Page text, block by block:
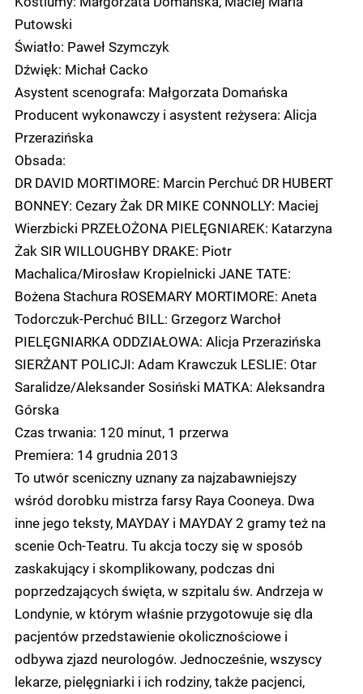
Putowski
Światło: Paweł Szymczyk
Dźwięk: Michał Cacko
Asystent scenografa: Małgorzata Domańska
Producent wykonawczy i asystent reżysera: Alicja
Przerazińska
Obsada:
DR DAVID MORTIMORE: Marcin Perchuć DR HUBERT
BONNEY: Cezary Żak DR MIKE CONNOLLY: Maciej
Wierzbicki PRZEŁOŻONA PIELĘGNIAREK: Katarzyna
Żak SIR WILLOUGHBY DRAKE: Piotr
Machalica/Mirosław Kropielnicki JANE TATE:
Bożena Stachura ROSEMARY MORTIMORE: Aneta
Todorczuk-Perchuć BILL: Grzegorz Warchoł
PIELĘGNIARKA ODDZIAŁOWA: Alicja Przerazińska
SIERŻANT POLICJI: Adam Krawczuk LESLIE: Otar
Saralidze/Aleksander Sosiński MATKA: Aleksandra
Górska
Czas trwania: 120 minut, 1 przerwa
Premiera: 14 grudnia 2013
To utwór sceniczny uznany za najzabawniejszy
wśród dorobku mistrza farsy Raya Cooneya. Dwa
inne jego teksty, MAYDAY i MAYDAY 2 gramy też na
scenie Och-Teatru. Tu akcja toczy się w sposób
zaskakujący i skomplikowany, podczas dni
poprzedzających święta, w szpitalu św. Andrzeja w
Londynie, w którym właśnie przygotowuje się dla
pacjentów przedstawienie okolicznościowe i
odbywa zjazd neurologów. Jednocześnie, wszyscy
lekarze, pielęgniarki i ich rodziny, także pacjenci,